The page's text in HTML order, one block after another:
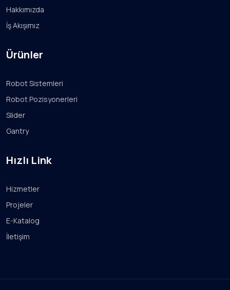
Hakkımızda
İş Akışımız
Ürünler
Robot Sistemleri
Robot Pozisyonerleri
Slider
Gantry
Hızlı Link
Hizmetler
Projeler
E-Katalog
İletişim